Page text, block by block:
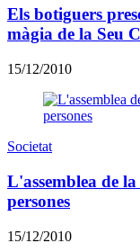
Els botiguers
màgia de la Seu
15/12/2010
Societat
L'assemblea de
persones
15/12/2010